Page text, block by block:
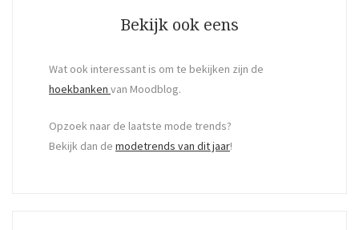
Bekijk ook eens
Wat ook interessant is om te bekijken zijn de
hoekbanken van Moodblog.
Opzoek naar de laatste mode trends?
Bekijk dan de modetrends van dit jaar!